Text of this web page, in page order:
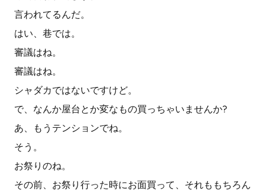
言われてるんだ。
はい、巷では。
審議はね。
審議はね。
シャダカではないですけど。
で、なんか屋台とか変なもの買っちゃいませんか?
あ、もうテンションでね。
そう。
お祭りのね。
その前、お祭り行った時にお面買って、それももちろん